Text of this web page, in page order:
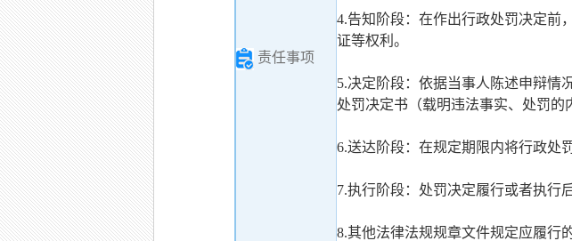
责任事项
4.告知阶段：在作出行政处罚决定前
证等权利。
5.决定阶段：依据当事人陈述申辩情
处罚决定书（载明违法事实、处罚的
6.送达阶段：在规定期限内将行政处
7.执行阶段：处罚决定履行或者执行
8.其他法律法规规章文件规定应履行